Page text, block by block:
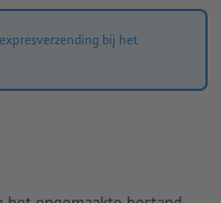
bij het